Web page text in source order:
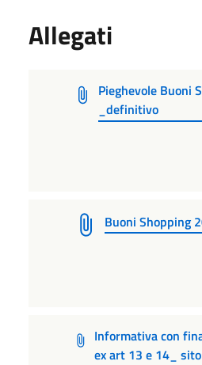
Allegati
Pieghevole Buoni
_definitivo
Buoni Shopping
Informativa con
ex art 13 e 14_